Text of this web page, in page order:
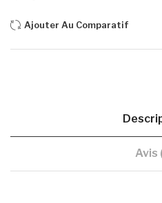
Ajouter Au Comparatif
Avis